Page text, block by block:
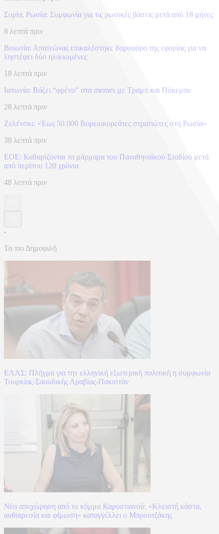
Συρία, Ρωσία: Συμφωνία για τις ρωσικές βάσεις μετά από 18 μήνες
8 λεπτά πριν
Βοιωτία: Απατεώνας επικαλέστηκε δορυφόρο της εφορίας για να
ληστέψει δύο ηλικιωμένες
18 λεπτά πριν
Ιαπωνία: Βάζει “φρένο” στα memes με Τραμπ και Πόκεμον
28 λεπτά πριν
Ζελένσκι: «Έως 50.000 Βορειοκορεάτες στρατιώτες στη Ρωσία»
38 λεπτά πριν
ΕΟΕ: Καθαρίζονται τα μάρμαρα του Παναθηναϊκού Σταδίου μετά
από περίπου 120 χρόνια
48 λεπτά πριν
-
Τα πιο Δημοφιλή
ΕΛΑΣ: Πλήγμα για την ελληνική εξωτερική πολιτική η συμφωνία
Τουρκίας-Σαουδικής Αραβίας-Πακιστάν
Νέα αποχώρηση από το κόμμα Καρυστιανού: «Κλειστή κάστα,
αυθαιρεσία και φίμωση» καταγγέλλει ο Μπρουτζάκης